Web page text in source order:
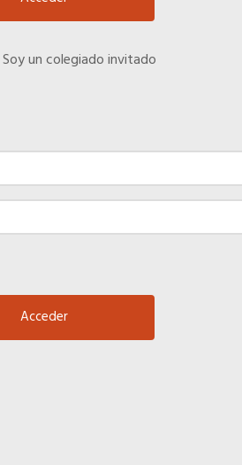
Soy un colegiado invitado